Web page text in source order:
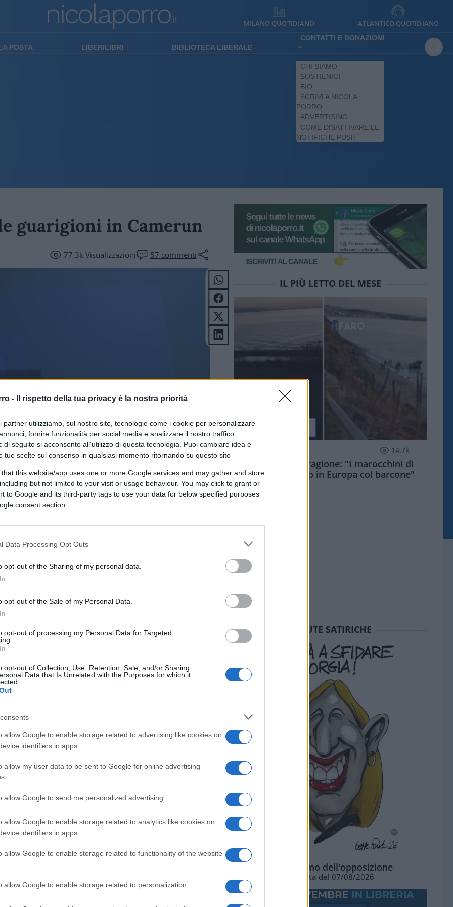
- Il rispetto della tua privacy è la nostra priorità
partner utilizziamo, sul nostro sito, tecnologie come i cookie per personalizzare
fornire funzionalità per social media e analizzare il nostro traffico.
di seguito si acconsente all'utilizzo di questa tecnologia. Puoi cambiare idea e
tue scelte sul consenso in qualsiasi momento ritornando su questo sito
that this website/app uses one or more Google services and may gather and store
but not limited to your visit or usage behaviour. You may click to grant or
to Google and its third-party tags to use your data for below specified purposes
consent section.
Data Processing Opt Outs
opt-out of the Sharing of my personal data.
opt-out of the Sale of my Personal Data.
opt-out of processing my Personal Data for Targeted
opt-out of Collection, Use, Retention, Sale, and/or Sharing
Data that Is Unrelated with the Purposes for which it
allow Google to enable storage related to advertising like cookies on
identifiers in apps.
allow my user data to be sent to Google for online advertising
allow Google to send me personalized advertising.
allow Google to enable storage related to analytics like cookies on
identifiers in apps.
allow Google to enable storage related to functionality of the website
allow Google to enable storage related to personalization.
MILANO QUOTIDIANO ATLANTICO QUOTIDIANO
POSTA LIBERILIBRI BIBLIOTECA LIBERALE
CONTATTI E DONAZIONI
CHI SIAMO
SOSTIENICI
BIO
SCRIVI A NICOLA
PORRO
ADVERTISING
COME DISATTIVARE LE
NOTIFICHE PUSH
guarigioni in Camerun
77.3kVisualizzazioni 57 commenti
su Google CLICCA QUI
Capisco che dopo tutti i soldi spesi
su questi a tutta manetta, tuttavia
anche dare. Qualcuno dirà che
e dei numeri. Ma è anche vero
(di profughi, malati, affamati,
esagerarli, non diminuirli. E in modo
dove le strutture sanitarie (e
Sia come sia, non pare che l’Omssi
suo presidente è africano.
sul
La specialista Anna Bono sul
del primo aprile ha riferito quanto
di persone sono guarite dal
di erbe,
della capitale economica Douala,
si può guarire bevendo tisane? Per la
a marzo di aver trovato una cura che
dopo l’arcidiocesi di Douala ha
i due trattamenti. La gente è
in ospedale si sono procurate la
di decessi tra le persone colpite
afferma che «abbiamo distribuito il
guarite».
IL PIÙ LETTO DEL MESE
ESTERI 14.7k
Meloni aveva ragione: "I marocchini di
Ceuta sbarcano in Europa col barcone"
SEDUTE SATIRICHE
L'ottimismo dell'opposizione
Vignetta del 07/08/2026